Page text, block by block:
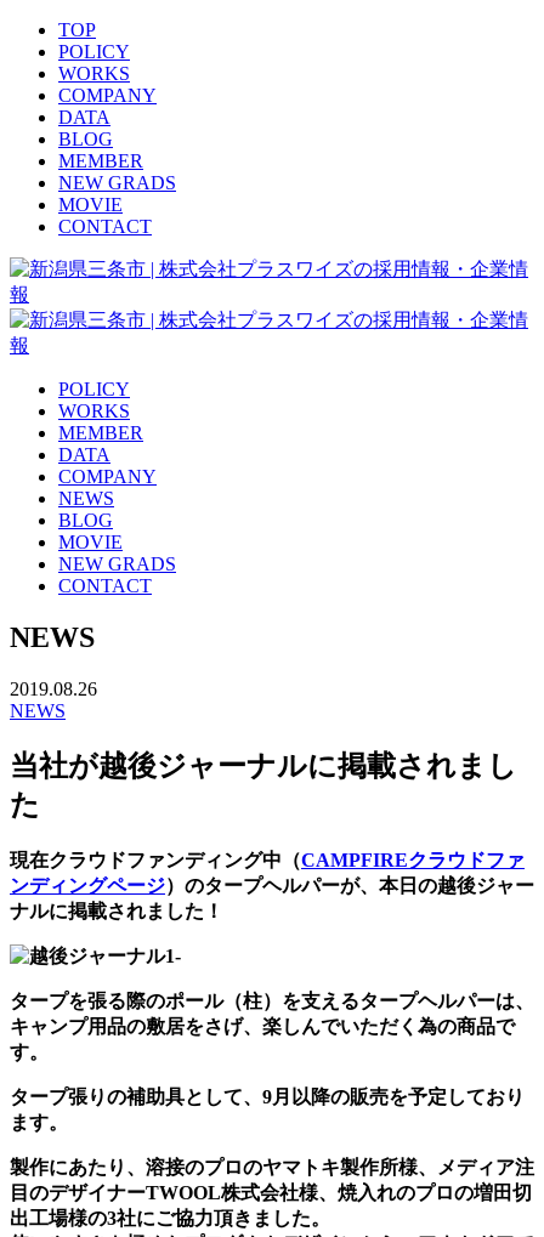
TOP
POLICY
WORKS
COMPANY
DATA
BLOG
MEMBER
NEW GRADS
MOVIE
CONTACT
POLICY
WORKS
MEMBER
DATA
COMPANY
NEWS
BLOG
MOVIE
NEW GRADS
CONTACT
NEWS
2019.08.26
NEWS
当社が越後ジャーナルに掲載されまし
た
現在クラウドファンディング中（CAMPFIREクラウドファ
ンディングページ）のタープヘルパーが、本日の越後ジャー
ナルに掲載されました！
タープを張る際のポール（柱）を支えるタープヘルパーは、
キャンプ用品の敷居をさげ、楽しんでいただく為の商品で
す。
タープ張りの補助具として、9月以降の販売を予定しており
ます。
製作にあたり、溶接のプロのヤマトキ製作所様、メディア注
目のデザイナーTWOOL株式会社様、焼入れのプロの増田切
出工場様の3社にご協力頂きました。